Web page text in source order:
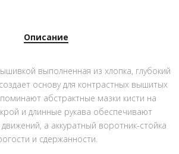
Описание
выполненная из хлопка, глубокий
основу для контрастных вышитых
абстрактные мазки кисти на
и длинные рукава обеспечивают
а аккуратный воротник-стойка
и сдержанности.